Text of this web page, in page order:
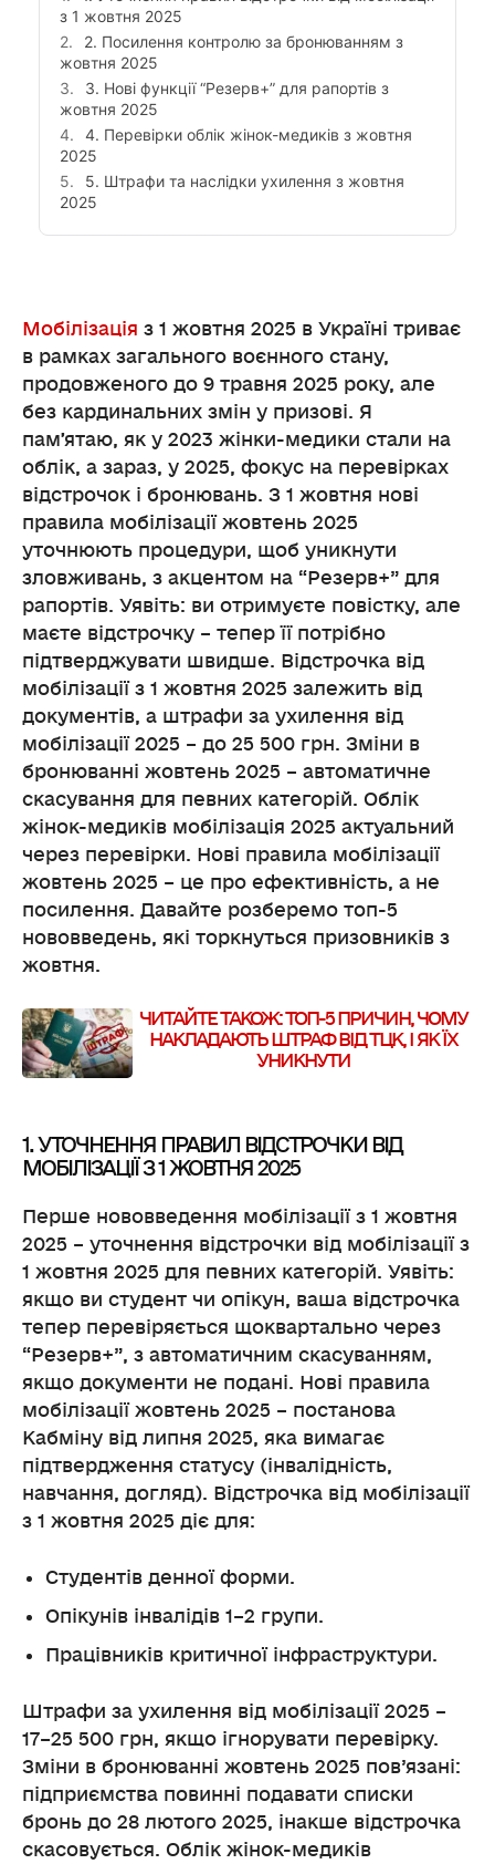
з 1 жовтня 2025
2. Посилення контролю за бронюванням з
жовтня 2025
3. Нові функції “Резерв+” для рапортів з
жовтня 2025
4. Перевірки облік жінок-медиків з жовтня
2025
5. Штрафи та наслідки ухилення з жовтня
2025
Мобілізація з 1 жовтня 2025 в Україні триває
в рамках загального воєнного стану,
продовженого до 9 травня 2025 року, але
без кардинальних змін у призові. Я
памʼятаю, як у 2023 жінки-медики стали на
облік, а зараз, у 2025, фокус на перевірках
відстрочок і бронювань. З 1 жовтня нові
правила мобілізації жовтень 2025
уточнюють процедури, щоб уникнути
зловживань, з акцентом на “Резерв+” для
рапортів. Уявіть: ви отримуєте повістку, але
маєте відстрочку – тепер її потрібно
підтверджувати швидше. Відстрочка від
мобілізації з 1 жовтня 2025 залежить від
документів, а штрафи за ухилення від
мобілізації 2025 – до 25 500 грн. Зміни в
бронюванні жовтень 2025 – автоматичне
скасування для певних категорій. Облік
жінок-медиків мобілізація 2025 актуальний
через перевірки. Нові правила мобілізації
жовтень 2025 – це про ефективність, а не
посилення. Давайте розберемо топ-5
нововведень, які торкнуться призовників з
жовтня.
ЧИТАЙТЕ ТАКОЖ:ТОП-5 ПРИЧИН, ЧОМУ
НАКЛАДАЮТЬ ШТРАФ ВІД ТЦК, І ЯК ЇХ
УНИКНУТИ
1. УТОЧНЕННЯ ПРАВИЛ ВІДСТРОЧКИ ВІД
МОБІЛІЗАЦІЇ З 1 ЖОВТНЯ 2025
Перше нововведення мобілізації з 1 жовтня
2025 – уточнення відстрочки від мобілізації з
1 жовтня 2025 для певних категорій. Уявіть:
якщо ви студент чи опікун, ваша відстрочка
тепер перевіряється щоквартально через
“Резерв+”, з автоматичним скасуванням,
якщо документи не подані. Нові правила
мобілізації жовтень 2025 – постанова
Кабміну від липня 2025, яка вимагає
підтвердження статусу (інвалідність,
навчання, догляд). Відстрочка від мобілізації
з 1 жовтня 2025 діє для:
Студентів денної форми.
Опікунів інвалідів 1–2 групи.
Працівників критичної інфраструктури.
Штрафи за ухилення від мобілізації 2025 –
17–25 500 грн, якщо ігнорувати перевірку.
Зміни в бронюванні жовтень 2025 пов’язані:
підприємства повинні подавати списки
бронь до 28 лютого 2025, інакше відстрочка
скасовується. Облік жінок-медиків